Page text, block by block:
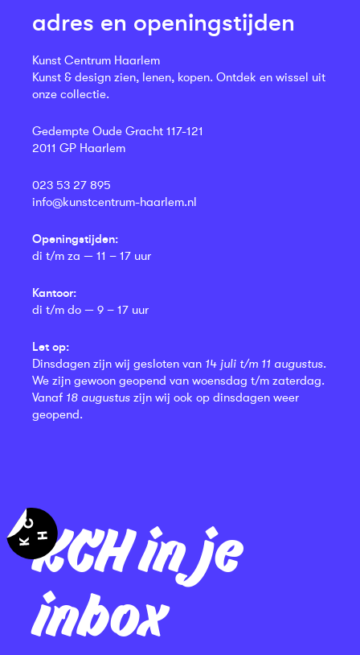
KCH in je
inbox
adres en openingstijden
Kunst Centrum Haarlem
Kunst & design zien, lenen, kopen. Ontdek en wissel uit
onze collectie.
Gedempte Oude Gracht 117-121
2011 GP Haarlem
023 53 27 895
info@kunstcentrum-haarlem.nl
Openingstijden:
di t/m za — 11 – 17 uur
Kantoor:
di t/m do — 9 – 17 uur
Let op:
Dinsdagen zijn wij gesloten van 14 juli t/m 11 augustus.
We zijn gewoon geopend van woensdag t/m zaterdag.
Vanaf 18 augustus zijn wij ook op dinsdagen weer
geopend.